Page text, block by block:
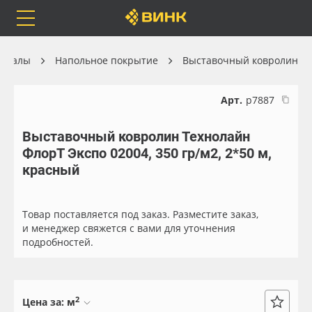
Каталог
Orafol
Бренды
Доставка
Весь каталог
Рулонные материалы
Самоклеящиеся плёнки
Листовые материалы
Напольное покрытие Выставочный ковролин
Арт. р7887
Выставочный ковролин Технолайн
ФлорТ Экспо 02004, 350 гр/м2, 2*50 м,
красный
Товар поставляется под заказ. Разместите заказ,
и менеджер свяжется с вами для уточнения
подробностей.
Цена за: м2